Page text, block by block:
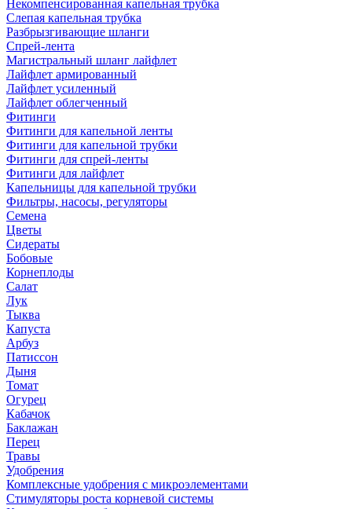
Некомпенсированная капельная трубка
Слепая капельная трубка
Разбрызгивающие шланги
Спрей-лента
Магистральный шланг лайфлет
Лайфлет армированный
Лайфлет усиленный
Лайфлет облегченный
Фитинги
Фитинги для капельной ленты
Фитинги для капельной трубки
Фитинги для спрей-ленты
Фитинги для лайфлет
Капельницы для капельной трубки
Фильтры, насосы, регуляторы
Семена
Цветы
Сидераты
Бобовые
Корнеплоды
Салат
Лук
Тыква
Капуста
Арбуз
Патиссон
Дыня
Томат
Огурец
Кабачок
Баклажан
Перец
Травы
Удобрения
Комплексные удобрения с микроэлементами
Стимуляторы роста корневой системы